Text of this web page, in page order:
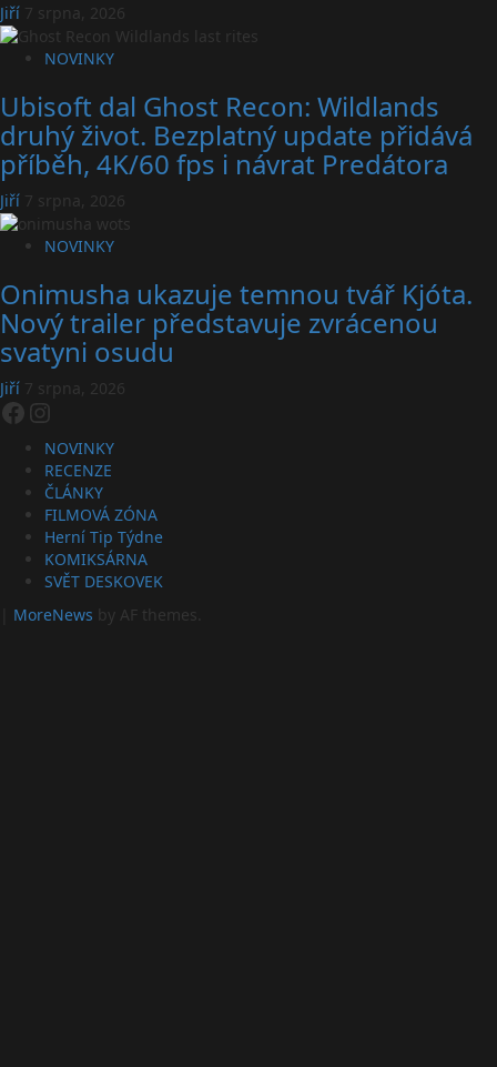
Jiří 7 srpna, 2026
NOVINKY
Ubisoft dal Ghost Recon: Wildlands
druhý život. Bezplatný update přidává
příběh, 4K/60 fps i návrat Predátora
Jiří 7 srpna, 2026
NOVINKY
Onimusha ukazuje temnou tvář Kjóta.
Nový trailer představuje zvrácenou
svatyni osudu
Jiří 7 srpna, 2026
Facebook
Instagram
NOVINKY
RECENZE
ČLÁNKY
FILMOVÁ ZÓNA
Herní Tip Týdne
KOMIKSÁRNA
SVĚT DESKOVEK
MoreNews by AF themes.